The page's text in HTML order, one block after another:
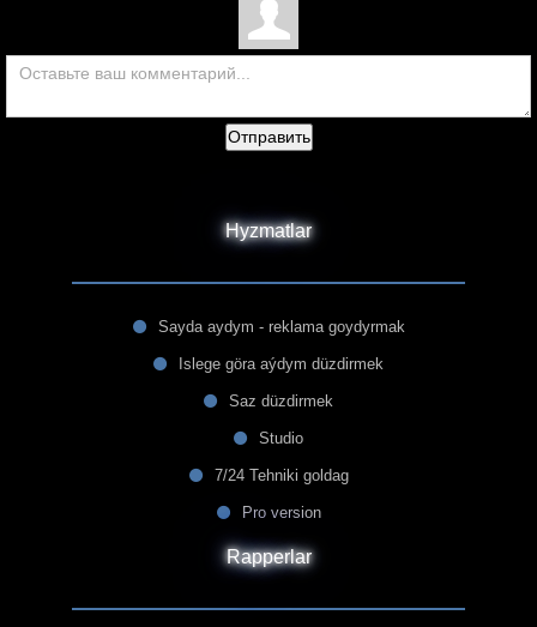
Отправить
Hyzmatlar
Sayda aydym - reklama goydyrmak
Islege göra aýdym düzdirmek
Saz düzdirmek
Studio
7/24 Tehniki goldag
Pro version
Rapperlar